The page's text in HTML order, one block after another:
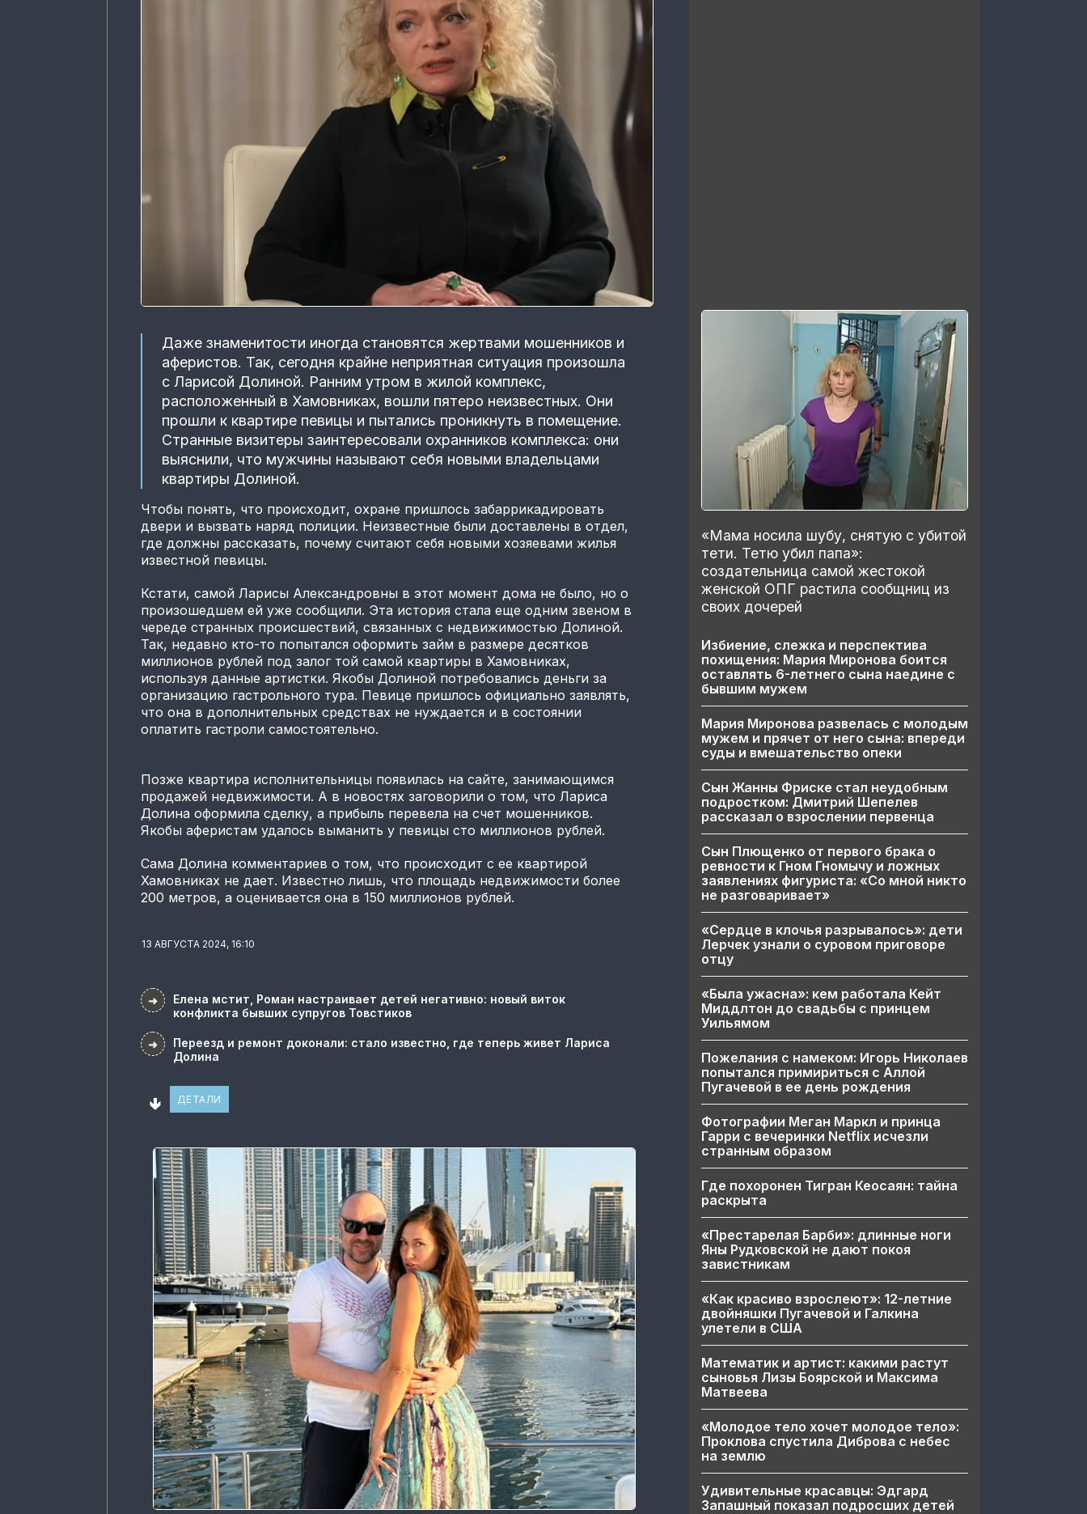
Даже знаменитости иногда становятся жертвами мошенников и
аферистов. Так, сегодня крайне неприятная ситуация произошла
с Ларисой Долиной. Ранним утром в жилой комплекс,
расположенный в Хамовниках, вошли пятеро неизвестных. Они
прошли к квартире певицы и пытались проникнуть в помещение.
Странные визитеры заинтересовали охранников комплекса: они
выяснили, что мужчины называют себя новыми владельцами
квартиры Долиной.
Чтобы понять, что происходит, охране пришлось забаррикадировать
двери и вызвать наряд полиции. Неизвестные были доставлены в отдел,
где должны рассказать, почему считают себя новыми хозяевами жилья
известной певицы.
Кстати, самой Ларисы Александровны в этот момент дома не было, но о
произошедшем ей уже сообщили. Эта история стала еще одним звеном в
череде странных происшествий, связанных с недвижимостью Долиной.
Так, недавно кто-то попытался оформить займ в размере десятков
миллионов рублей под залог той самой квартиры в Хамовниках,
используя данные артистки. Якобы Долиной потребовались деньги за
организацию гастрольного тура. Певице пришлось официально заявлять,
что она в дополнительных средствах не нуждается и в состоянии
оплатить гастроли самостоятельно.
Позже квартира исполнительницы появилась на сайте, занимающимся
продажей недвижимости. А в новостях заговорили о том, что Лариса
Долина оформила сделку, а прибыль перевела на счет мошенников.
Якобы аферистам удалось выманить у певицы сто миллионов рублей.
Сама Долина комментариев о том, что происходит с ее квартирой
Хамовниках не дает. Известно лишь, что площадь недвижимости более
200 метров, а оценивается она в 150 миллионов рублей.
13 АВГУСТА 2024, 16:10
➜
Елена мстит, Роман настраивает детей негативно: новый виток
конфликта бывших супругов Товстиков
➜
Переезд и ремонт доконали: стало известно, где теперь живет Лариса
Долина
🢃 ДЕТАЛИ
«Мама носила шубу, снятую с убитой
тети. Тетю убил папа»:
создательница самой жестокой
женской ОПГ растила сообщниц из
своих дочерей
Избиение, слежка и перспектива
похищения: Мария Миронова боится
оставлять 6-летнего сына наедине с
бывшим мужем
Мария Миронова развелась с молодым
мужем и прячет от него сына: впереди
суды и вмешательство опеки
Сын Жанны Фриске стал неудобным
подростком: Дмитрий Шепелев
рассказал о взрослении первенца
Сын Плющенко от первого брака о
ревности к Гном Гномычу и ложных
заявлениях фигуриста: «Со мной никто
не разговаривает»
«Сердце в клочья разрывалось»: дети
Лерчек узнали о суровом приговоре
отцу
«Была ужасна»: кем работала Кейт
Миддлтон до свадьбы с принцем
Уильямом
Пожелания с намеком: Игорь Николаев
попытался примириться с Аллой
Пугачевой в ее день рождения
Фотографии Меган Маркл и принца
Гарри с вечеринки Netflix исчезли
странным образом
Где похоронен Тигран Кеосаян: тайна
раскрыта
«Престарелая Барби»: длинные ноги
Яны Рудковской не дают покоя
завистникам
«Как красиво взрослеют»: 12-летние
двойняшки Пугачевой и Галкина
улетели в США
Математик и артист: какими растут
сыновья Лизы Боярской и Максима
Матвеева
«Молодое тело хочет молодое тело»:
Проклова спустила Диброва с небес
на землю
Удивительные красавцы: Эдгард
Запашный показал подросших детей